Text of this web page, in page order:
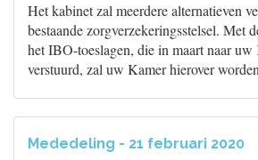
Het kabinet zal meerdere alternatieven
bestaande zorgverzekeringsstelsel. Met
het IBO-toeslagen, die in maart naar
verstuurd, zal uw Kamer hierover
Mededeling - 21 februari 2020